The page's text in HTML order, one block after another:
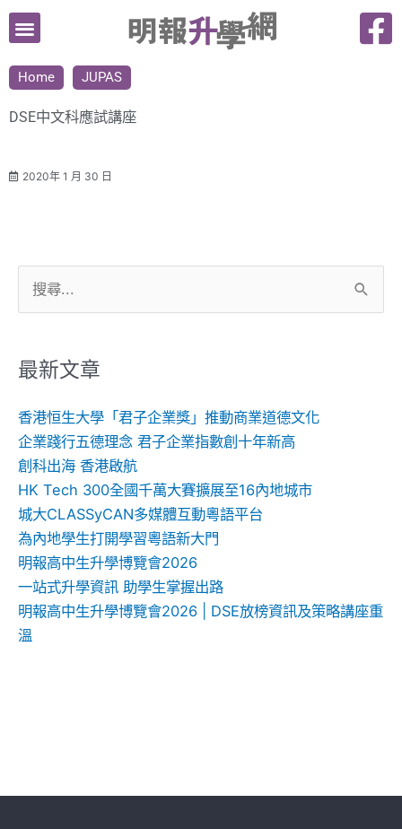
跳
要
內
Home JUPAS
DSE中文科應試講座
2020年 1 月 30 日
尋
鍵
最新文章
香港恒生大學「君子企業獎」推動商業道德文化
企業踐行五德理念 君子企業指數創十年新高
創科出海 香港啟航
HK Tech 300全國千萬大賽擴展至16內地城市
城大CLASSyCAN多媒體互動粵語平台
為內地學生打開學習粵語新大門
明報高中生升學博覽會2026
一站式升學資訊 助學生掌握出路
明報高中生升學博覽會2026 | DSE放榜資訊及策略講座重
溫